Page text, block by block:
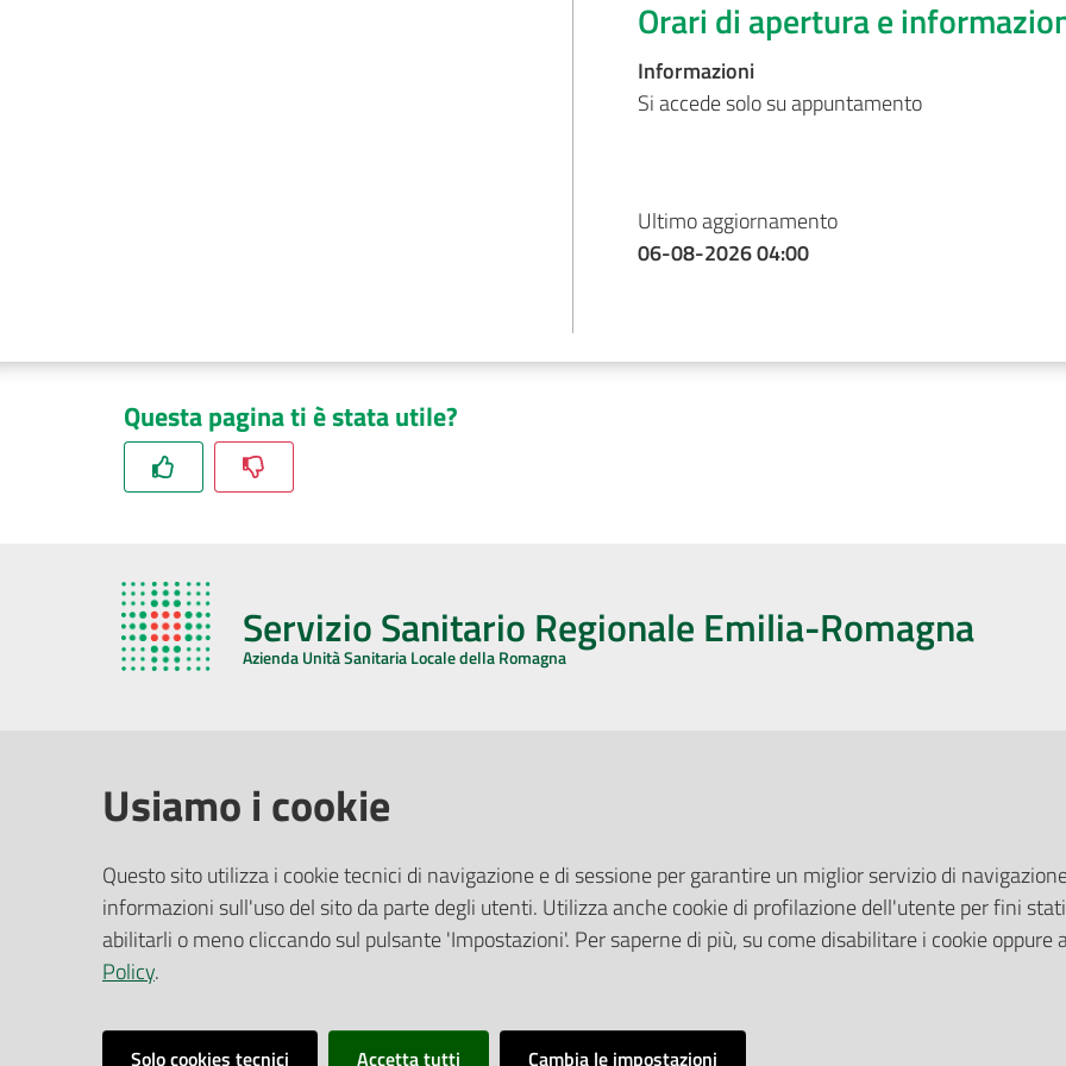
Orari di apertura e
Informazioni
Si accede solo su appuntamento
Ultimo aggiornamento
06-08-2026 04:00
Questa pagina ti è stata utile?
Servizio Sanitario Regionale Emilia-Romagna
Azienda Unità Sanitaria Locale della Romagna
Via De Gasperi, 8 - 48121 Ravenna (RA)
CF/P.IVA:02483810392
PEC:
azienda@pec.auslromagna.it
Ufficio Relazioni con il Pubblico
Riferimenti per la Stampa
Pubblicità legale
Albo Pretorio
Privacy Policy
Attuazione Misure PNRR
Usiamo i cookie
Questo sito utilizza i cookie tecnici di navigazione e di sessione per garantire un miglior servizio di
informazioni sull'uso del sito da parte degli utenti. Utilizza anche cookie di profilazione dell'utente per fini
abilitarli o meno cliccando sul pulsante 'Impostazioni'. Per saperne di più, su come disabilitare i cookie
Policy.
Solo cookies tecnici Accetta tutti Cambia le impostazioni